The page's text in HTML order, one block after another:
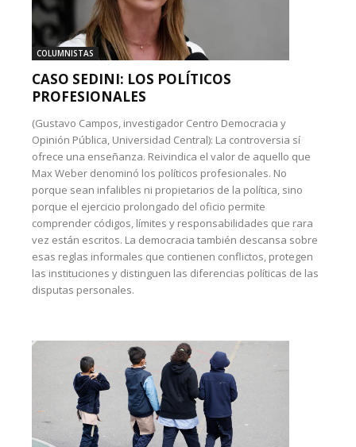
COLUMNISTAS
CASO SEDINI: LOS POLÍTICOS
PROFESIONALES
(Gustavo Campos, investigador Centro Democracia y
Opinión Pública, Universidad Central): La controversia sí
ofrece una enseñanza. Reivindica el valor de aquello que
Max Weber denominó los políticos profesionales. No
porque sean infalibles ni propietarios de la política, sino
porque el ejercicio prolongado del oficio permite
comprender códigos, límites y responsabilidades que rara
vez están escritos. La democracia también descansa sobre
esas reglas informales que contienen conflictos, protegen
las instituciones y distinguen las diferencias políticas de las
disputas personales.